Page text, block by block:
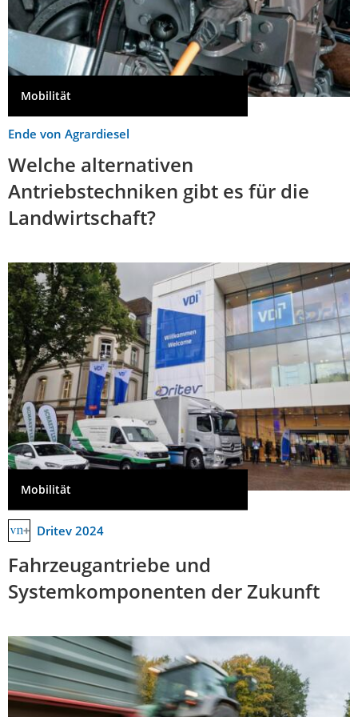
Mobilität
Ende von Agrardiesel
Welche alternativen
Antriebstechniken gibt es für die
Landwirtschaft?
Mobilität
Dritev 2024
Fahrzeugantriebe und
Systemkomponenten der Zukunft